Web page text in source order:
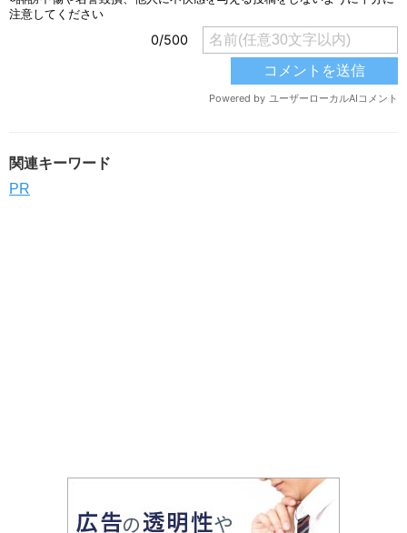
関連キーワード
PR